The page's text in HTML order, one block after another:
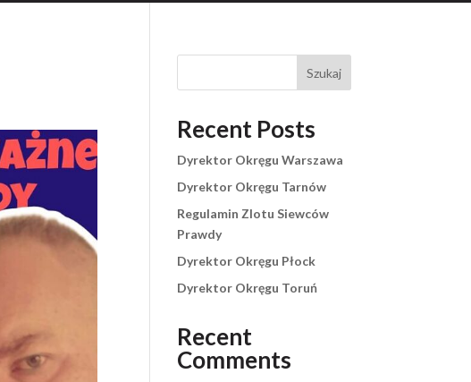
Szukaj
Recent Posts
Dyrektor Okręgu Warszawa
Dyrektor Okręgu Tarnów
Regulamin Zlotu Siewców
Prawdy
Dyrektor Okręgu Płock
Dyrektor Okręgu Toruń
Recent
Comments